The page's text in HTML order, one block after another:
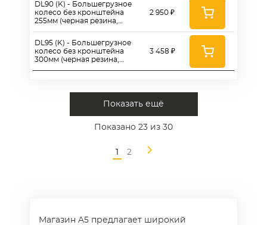
DL90 (K) - Большегрузное
колесо без кронштейна
255мм (черная резина,
DL95 (K) - Большегрузное
колесо без кронштейна
300мм (черная резина,
2 950 ₽
3 458 ₽
Показать ещё
Показано 23 из 30
2
Магазин A5 предлагает широкий